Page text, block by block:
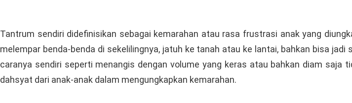
Tantrum sendiri didefinisikan sebagai kemarahan atau rasa frustrasi anak yang
melempar benda-benda di sekelilingnya, jatuh ke tanah atau ke lantai, bahkan bisa
caranya sendiri seperti menangis dengan volume yang keras atau bahkan diam saja
dahsyat dari anak-anak dalam mengungkapkan kemarahan.